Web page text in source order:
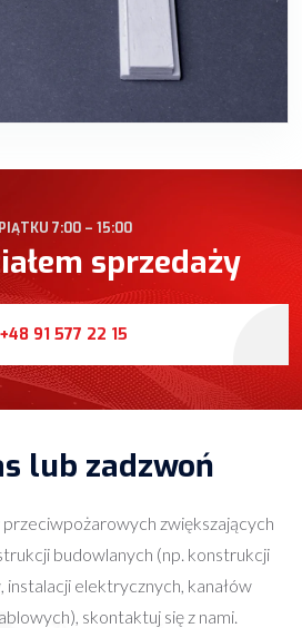
7:00 – 15:00
sprzedaży
+48 91 577 22 15
lub zadzwoń
zwiększających
budowlanych (np. konstrukcji
instalacji elektrycznych, kanałów
skontaktuj się z nami.